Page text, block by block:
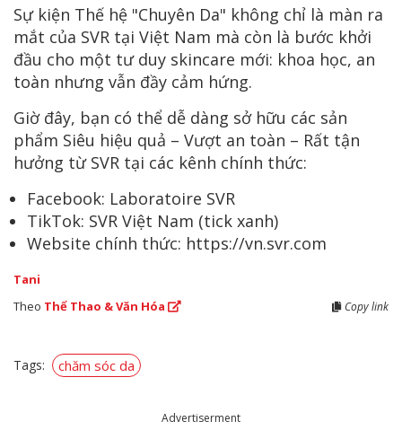
Sự kiện Thế hệ "Chuyên Da" không chỉ là màn ra
mắt của SVR tại Việt Nam mà còn là bước khởi
đầu cho một tư duy skincare mới: khoa học, an
toàn nhưng vẫn đầy cảm hứng.
Giờ đây, bạn có thể dễ dàng sở hữu các sản
phẩm Siêu hiệu quả – Vượt an toàn – Rất tận
hưởng từ SVR tại các kênh chính thức:
Facebook: Laboratoire SVR
TikTok: SVR Việt Nam (tick xanh)
Website chính thức: https://vn.svr.com
Tani
Theo Thể Thao & Văn Hóa Copy link
Tags: chăm sóc da
Advertiserment